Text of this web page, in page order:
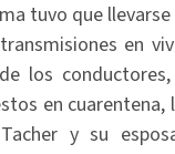
tuvo que llevarse
en
los
en cuarentena,
y su